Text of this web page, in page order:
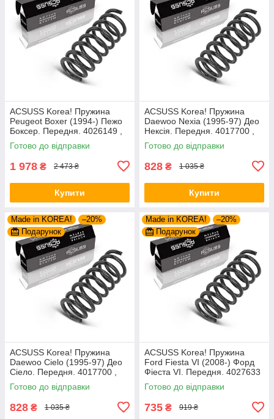
ACSUSS Korea! Пружина
Peugeot Boxer (1994-) Пежо
Боксер. Передня. 4026149 ,
RA1804 , 997921. Аксусс
Корея
Готово до відправки
1 978 ₴ 2 473 ₴
Купити
ACSUSS Korea! Пружина
Daewoo Nexia (1995-97) Део
Нексія. Передня. 4017700 ,
RH1651 , 997761. Аксусс
Корея
Готово до відправки
828 ₴ 1 035 ₴
Купити
Made in KOREA!
–20%
Подарунок
ACSUSS Korea! Пружина
Daewoo Cielo (1995-97) Део
Сіело. Передня. 4017700 ,
RH1651 , 997761. Аксусс
Корея
Готово до відправки
828 ₴ 1 035 ₴
Made in KOREA!
–20%
Подарунок
ACSUSS Korea! Пружина
Ford Fiesta VI (2008-) Форд
Фіеста VI. Передня. 4027633
, RH2825 , 998927. Аксусс
Корея
Готово до відправки
735 ₴ 919 ₴